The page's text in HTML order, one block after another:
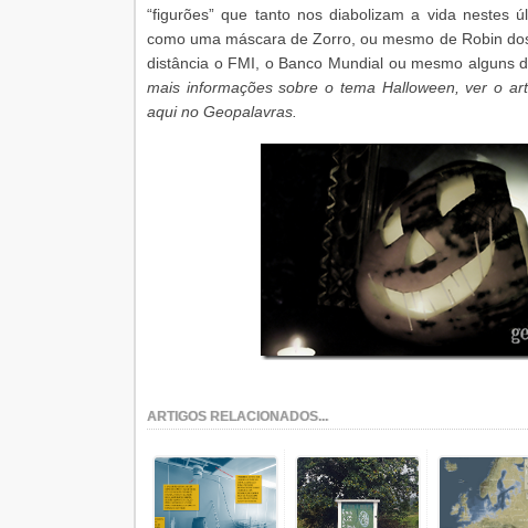
“figurões” que tanto nos diabolizam a vida nestes
como uma máscara de Zorro, ou mesmo de Robin
distância o FMI, o Banco Mundial ou mesmo alguns
mais informações sobre o tema Halloween, ver o
aqui no Geopalavras.
ARTIGOS RELACIONADOS...